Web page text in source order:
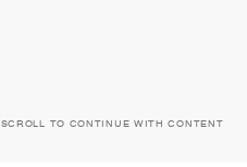
SCROLL TO CONTINUE WITH CONTENT